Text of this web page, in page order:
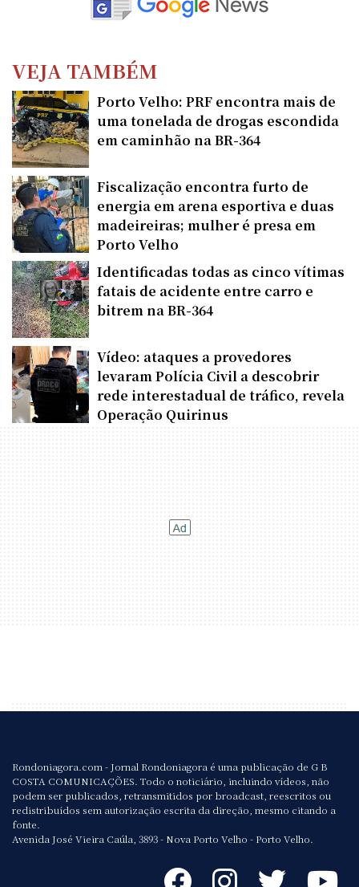
VEJA TAMBÉM
Porto Velho: PRF encontra mais de
uma tonelada de drogas escondida
em caminhão na BR-364
Fiscalização encontra furto de
energia em arena esportiva e duas
madeireiras; mulher é presa em
Porto Velho
Identificadas todas as cinco vítimas
fatais de acidente entre carro e
bitrem na BR-364
Vídeo: ataques a provedores
levaram Polícia Civil a descobrir
rede interestadual de tráfico, revela
Operação Quirinus
Rondoniagora.com - Jornal Rondoniagora é uma publicação de G B
COSTA COMUNICAÇÕES. Todo o noticiário, incluindo vídeos, não
podem ser publicados, retransmitidos por broadcast, reescritos ou
redistribuídos sem autorização escrita da direção, mesmo citando a
fonte.
Avenida José Vieira Caúla, 3893 - Nova Porto Velho - Porto Velho.